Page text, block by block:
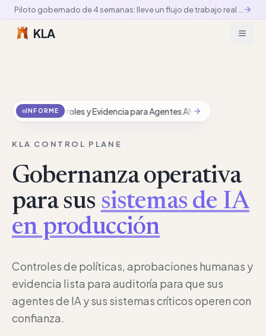
KLA
INFORME
Controles y Evidencia para Agentes AML
KLA CONTROL PLANE
Gobernanza operativa
para sus sistemas de IA
en producción
Controles de políticas, aprobaciones humanas y
evidencia lista para auditoría para que sus
agentes de IA y sus sistemas críticos operen con
confianza.